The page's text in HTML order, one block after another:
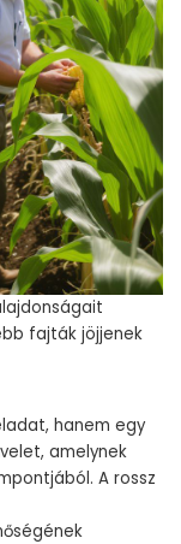
fajták jöjjenek
hanem egy
amelynek
A rossz